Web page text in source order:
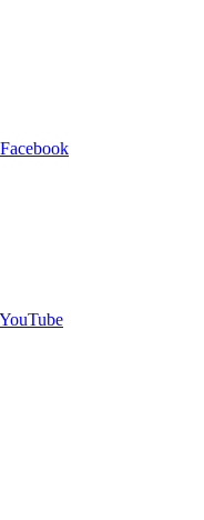
Facebook
YouTube